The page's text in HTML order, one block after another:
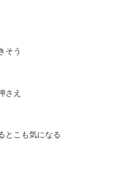
そう
さえ
とこも気になる